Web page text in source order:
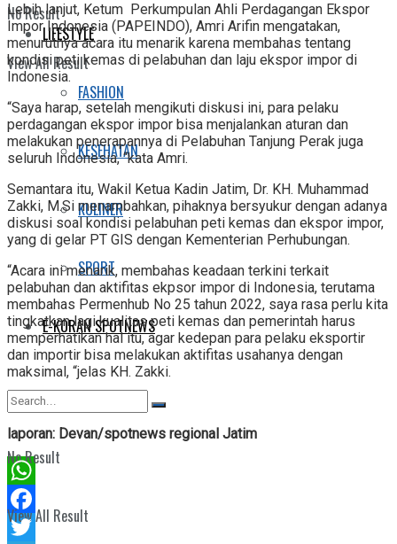
No Result
View All Result
LIFESTYLE
FASHION
KESEHATAN
KULINER
SPORT
E-KORAN SPOTNEWS
No Result
View All Result
Lebih lanjut, Ketum Perkumpulan Ahli Perdagangan Ekspor
Impor Indonesia (PAPEINDO), Amri Arifin mengatakan,
menurutnya acara itu menarik karena membahas tentang
kondisi peti kemas di pelabuhan dan laju ekspor impor di
Indonesia.
“Saya harap, setelah mengikuti diskusi ini, para pelaku
perdagangan ekspor impor bisa menjalankan aturan dan
melakukan penerapannya di Pelabuhan Tanjung Perak juga
seluruh Indonesia, “kata Amri.
Semantara itu, Wakil Ketua Kadin Jatim, Dr. KH. Muhammad
Zakki, M.Si menambahkan, pihaknya bersyukur dengan adanya
diskusi soal kondisi pelabuhan peti kemas dan ekspor impor,
yang di gelar PT GIS dengan Kementerian Perhubungan.
“Acara ini menarik, membahas keadaan terkini terkait
pelabuhan dan aktifitas ekpsor impor di Indonesia, terutama
membahas Permenhub No 25 tahun 2022, saya rasa perlu kita
tingkatkan lagi kualitas peti kemas dan pemerintah harus
memperhatikan hal itu, agar kedepan para pelaku eksportir
dan importir bisa melakukan aktifitas usahanya dengan
maksimal, “jelas KH. Zakki.
laporan: Devan/spotnews regional Jatim
WhatsApp
Facebook